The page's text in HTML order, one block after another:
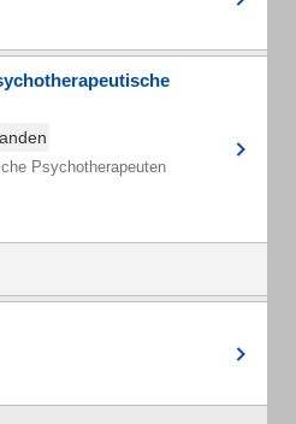
Psychotherapeuten